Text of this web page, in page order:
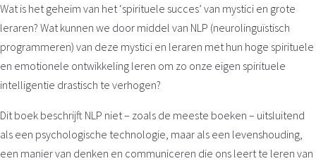
Wat is het geheim van het ‘spirituele succes’ van mystici en grote
leraren? Wat kunnen we door middel van NLP (neurolinguïstisch
programmeren) van deze mystici en leraren met hun hoge spirituele
en emotionele ontwikkeling leren om zo onze eigen spirituele
intelligentie drastisch te verhogen?
Dit boek beschrijft NLP niet – zoals de meeste boeken – uitsluitend
als een psychologische technologie, maar als een levenshouding,
een manier van denken en communiceren die ons leert te leren van